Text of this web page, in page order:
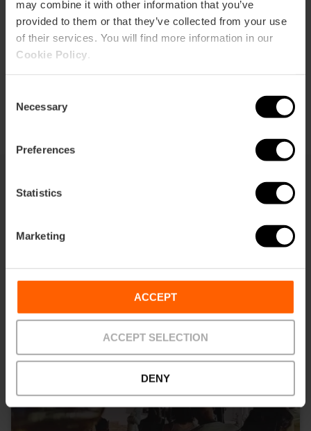
may combine it with other information that you’ve
provided to them or that they’ve collected from your use
of their services. You will find more information in our
Cookie Policy
Selection
Necessary
Preferences
Statistics
Marketing
ACCEPT
ACCEPT SELECTION
DENY
Sie können auch interessiert sein